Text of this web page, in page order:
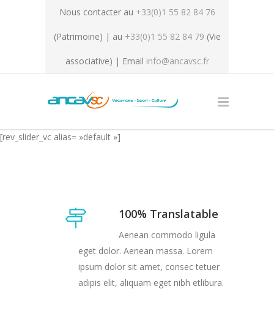
Nous contacter au +33(0)1 55 82 84 76
(Patrimoine) | au +33(0)1 55 82 84 79 (Vie
associative) | Email info@ancavsc.fr
[rev_slider_vc alias= »default »]
100% Translatable
Aenean commodo ligula
eget dolor. Aenean massa. Lorem
ipsum dolor sit amet, consec tetuer
adipis elit, aliquam eget nibh etlibura.